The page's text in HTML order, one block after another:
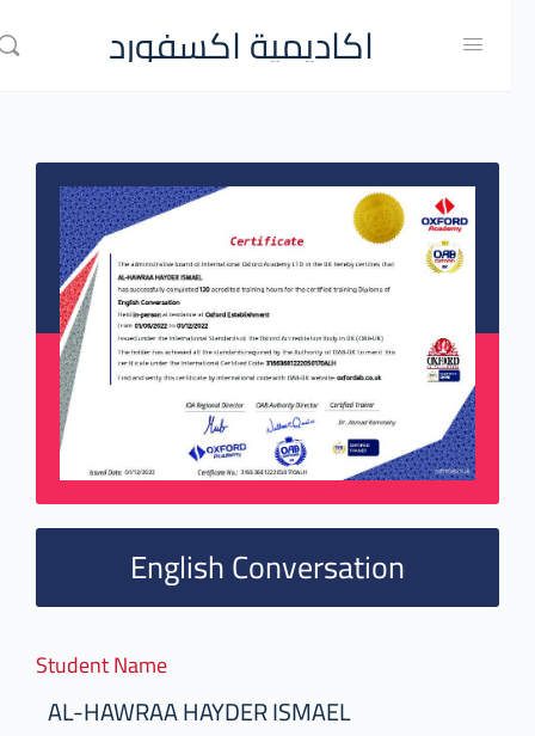
اكاديمية اكسفورد
English Conversation
Student Name
AL-HAWRAA HAYDER ISMAEL